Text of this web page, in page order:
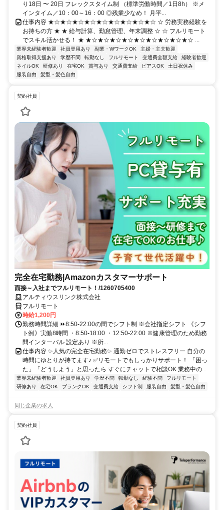
り18日 〜 20日 フレックスタイム制 （標準労働時間／1日8h） ※メ
インタイム／10：00～16：00 ◎残業少なめ！ 月平...
仕事内容 ★☆★☆★☆★☆★☆★☆★☆★☆★☆ ☆ 労務実務経験を
お持ちの方 ★ ★ 給与計算、勤怠管理、年末調整 ☆ ☆ フルリモート
でスキル活かせる！ ★ ★☆★☆★☆★☆★☆★☆★☆★☆★☆ ...
業界未経験者歓迎 社員登用あり 副業・WワークOK
主婦・主夫歓迎
資格取得支援あり
学歴不問 転勤なし フルリモート 交通費全額支給
経験者歓迎
ネイルOK
研修あり 在宅OK 賞与あり 交通費支給 ピアスOK
土日祝休み
服装自由
髪型・髪色自由
契約社員
完全在宅勤務|Amazonカスタマーサポート
面接～入社までフルリモート！/1260705400
アルティウスリンク株式会社
フルリモート
時給1,200円
勤務時間詳細 ⏩8:50-22:00の間でシフト制 ※会社指定シフト 《シフ
ト例》実働8時間 ・8:50-18:00 ・12:50-22:00 ※健康管理のため勤務
間インターバル 設定あり ※所...
仕事内容 ✨人気の完全在宅勤務✨ 通勤ゼロでストレスフリー 自分の
時間にゆとりが持てます♪ ✅リモートでもしっかりサポート！ 「困っ
た」「どうしよう」と思ったら すぐにチャットで相談OK 業務中の...
業界未経験者歓迎 社員登用あり 学歴不問 転勤なし 経験不問
フルリモート
研修あり
在宅OK ブランクOK 交通費支給 シフト制 服装自由 髪型・髪色自由
同じ企業の求人
契約社員